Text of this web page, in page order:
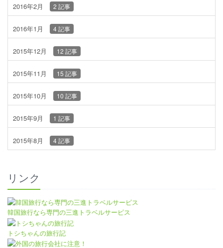
2016年2月 2 記事
2016年1月 4 記事
2015年12月 12 記事
2015年11月 15 記事
2015年10月 10 記事
2015年9月 1 記事
2015年8月 4 記事
リンク
韓国旅行なら専門の三進トラベルサービス
トシちゃんの旅行記